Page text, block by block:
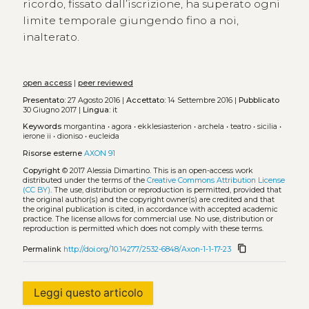
ricordo, fissato dall’iscrizione, ha superato ogni
limite temporale giungendo fino a noi,
inalterato.
open access| peer reviewed
Presentato:27 Agosto 2016 | Accettato:14 Settembre 2016 | Pubblicato
30 Giugno 2017 | Lingua:it
Keywords morgantina • agora • ekklesiasterion • archela • teatro• sicilia •
ierone ii • dioniso• eucleida
Risorse esterne AXON 91
Copyright© 2017 Alessia Dimartino. This is an open-access work
distributed under the terms of the Creative Commons Attribution License
(CC BY). The use, distribution or reproduction is permitted, provided that
the original author(s) and the copyright owner(s) are credited and that
the original publication is cited, in accordance with accepted academic
practice. The license allows for commercial use. No use, distribution or
reproduction is permitted which does not comply with these terms.
Permalink http://doi.org/10.14277/2532-6848/Axon-1-1-17-23 content_copy
Leggi questo articolo